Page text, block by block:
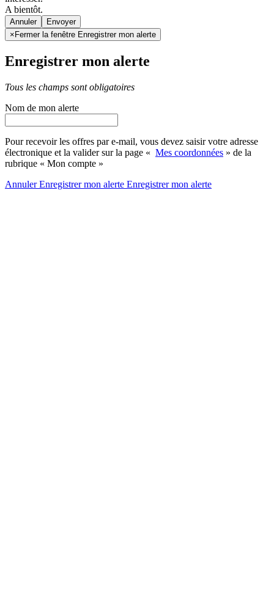
A bientôt.
Annuler
× Fermer la fenêtre Enregistrer mon alerte
Enregistrer mon alerte
Tous les champs sont obligatoires
Nom de mon alerte
Pour recevoir les offres par e-mail, vous devez saisir votre adresse
électronique et la valider sur la page « Mes coordonnées » de la
rubrique « Mon compte »
AnnulerEnregistrer mon alerte Enregistrermon alerte